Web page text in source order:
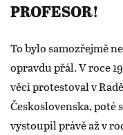
PROFESOR!
To bylo samozřejmě
opravdu přál. V roce
věcí protestoval v
Československa, poté
vystoupil právě až v